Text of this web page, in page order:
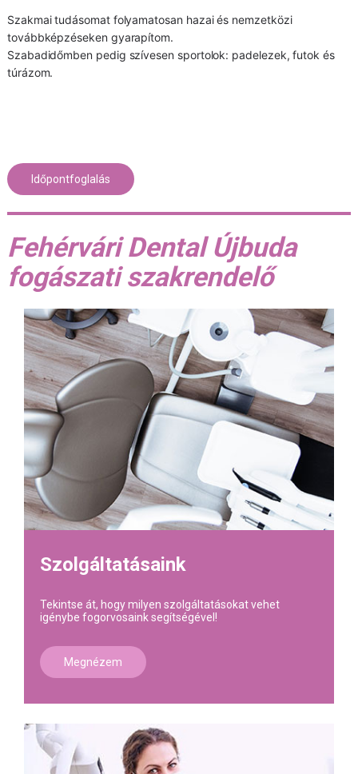
Szakmai tudásomat folyamatosan hazai és nemzetközi
továbbképzéseken gyarapítom.
Szabadidőmben pedig szívesen sportolok: padelezek, futok és
túrázom.
Időpontfoglalás
Fehérvári Dental Újbuda
fogászati szakrendelő
Szolgáltatásaink
Tekintse át, hogy milyen szolgáltatásokat vehet
igénybe fogorvosaink segítségével!
Megnézem